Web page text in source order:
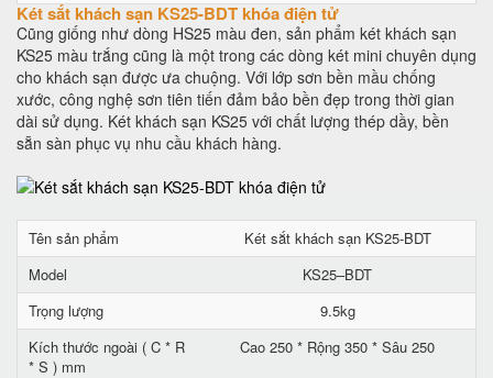
Két sắt khách sạn KS25-BDT khóa điện tử
Cũng giống như dòng HS25 màu đen, sản phẩm két khách sạn
KS25 màu trắng cũng là một trong các dòng két mini chuyên dụng
cho khách sạn được ưa chuộng. Với lớp sơn bền mầu chống
xước, công nghệ sơn tiên tiến đảm bảo bền đẹp trong thời gian
dài sử dụng. Két khách sạn KS25 với chất lượng thép dầy, bền
sẵn sàn phục vụ nhu cầu khách hàng.
Tên sản phẩm
Két sắt khách sạn KS25-BDT
Model
KS25–BDT
Trọng lượng
9.5kg
Kích thước ngoài ( C * R
* S ) mm
Cao 250 * Rộng 350 * Sâu 250